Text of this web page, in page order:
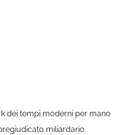
dei tempi moderni per mano
miliardario